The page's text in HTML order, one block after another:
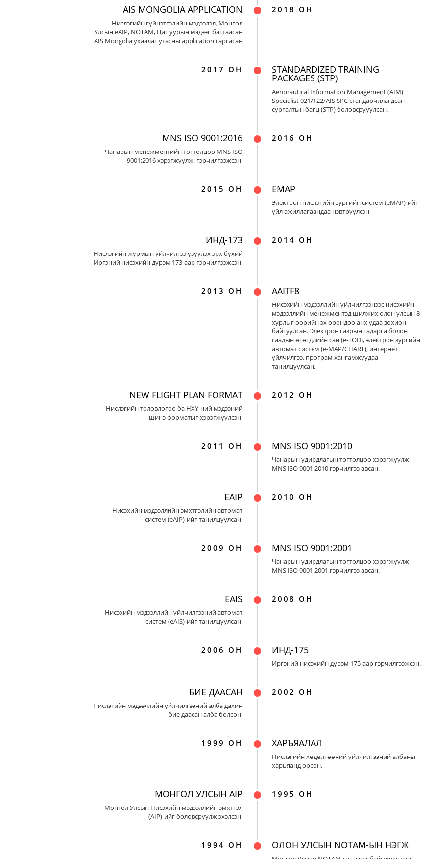
2018 ОН
AIS MONGOLIA APPLICATION
Нислэгийн гүйцэтгэлийн мэдээлэл, Монгол
Улсын eAIP, NOTAM, Цаг уурын мэдээг багтаасан
AIS Mongolia ухаалаг утасны application гаргасан
2017 ОН STANDARDIZED TRAINING
PACKAGES (STP)
Aeronautical Information Management (AIM)
Specialist 021/122/AIS SPC стандарчилагдсан
сургалтын багц (STP) боловсрууулсан.
2016 ОН
MNS ISO 9001:2016
Чанарын менежментийн тогтолцоо MNS ISO
9001:2016 хэрэгжүүлж, гэрчилгээжсэн.
2015 ОН EMAP
Электрон нислэгийн зургийн систем (eMAP)-ийг
үйл ажиллагаандаа нэвтрүүлсэн
2014 ОН
ИНД-173
Нислэгийн журмын үйлчилгээ үзүүлэх эрх бүхий
Иргэний нисэхийн дүрэм 173-аар гэрчилгээжсэн.
2013 ОН AAITF8
Нисэхийн мэдээллийн үйлчилгээнээс нисэхийн
мэдээллийн менежментэд шилжих олон улсын 8
хурлыг өөрийн эх орондоо анх удаа зохион
байгуулсан. Электрон газрын гадарга болон
саадын өгөгдлийн сан (e-TOD), электрон зургийн
автомат систем (e-MAP/CHART), интернет
үйлчилгээ, програм хангамжуудаа
танилцуулсан.
2012 ОН
NEW FLIGHT PLAN FORMAT
Нислэгийн төлөвлөгөө ба НХҮ-ний мэдээний
шинэ форматыг хэрэгжүүлсэн.
2011 ОН MNS ISO 9001:2010
Чанарын удирдлагын тогтолцоо хэрэгжүүлж
MNS ISO 9001:2010 гэрчилгээ авсан.
2010 ОН
EAIP
Нисэхийн мэдээллийн эмхтгэлийн автомат
систем (eAIP)-ийг танилцуулсан.
2009 ОН MNS ISO 9001:2001
Чанарын удирдлагын тогтолцоо хэрэгжүүлж
MNS ISO 9001:2001 гэрчилгээ авсан.
2008 ОН
EAIS
Нисэхийн мэдээллийн үйлчилгээний автомат
систем (eAIS)-ийг танилцуулсан.
2006 ОН ИНД-175
Иргэний нисэхийн дүрэм 175-аар гэрчилгээжсэн.
2002 ОН
БИЕ ДААСАН
Нислэгийн мэдээллийн үйлчилгээний алба дахин
бие даасан алба болсон.
1999 ОН ХАРЪЯАЛАЛ
Нислэгийн хөдөлгөөний үйлчилгээний албаны
харьяанд орсон.
1995 ОН
МОНГОЛ УЛСЫН AIP
Монгол Улсын Нисэхийн мэдээллийн эмхтгэл
(AIP)-ийг боловсруулж эхэлсэн.
1994 ОН ОЛОН УЛСЫН NOTAM-ЫН НЭГЖ